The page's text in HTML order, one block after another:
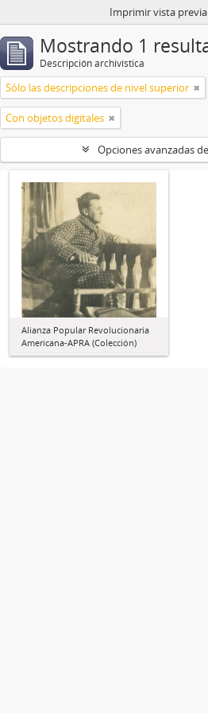
Imprimir vista previa
Mostrando 1
Descripción archivística
Sólo las descripciones de nivel superior
Con objetos digitales
Opciones avanzadas
Alianza Popular Revolucionaria
Americana-APRA (Colección)